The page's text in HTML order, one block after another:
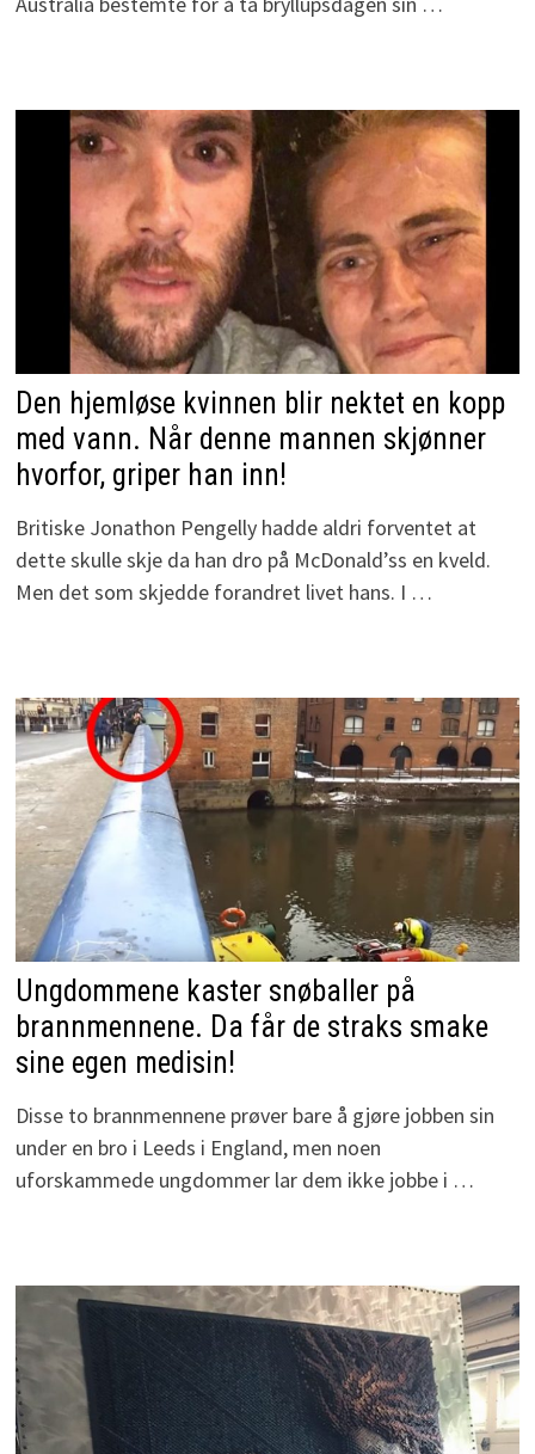
Den hjemløse kvinnen blir nektet en kopp
med vann. Når denne mannen skjønner
hvorfor, griper han inn!
Britiske Jonathon Pengelly hadde aldri forventet at
dette skulle skje da han dro på McDonald’ss en kveld.
Men det som skjedde forandret livet hans. I …
Ungdommene kaster snøballer på
brannmennene. Da får de straks smake
sine egen medisin!
Disse to brannmennene prøver bare å gjøre jobben sin
under en bro i Leeds i England, men noen
uforskammede ungdommer lar dem ikke jobbe i …